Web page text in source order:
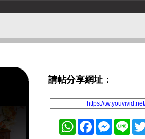
請帖分享網址：
WhatsAppFacebookMessenger
Line